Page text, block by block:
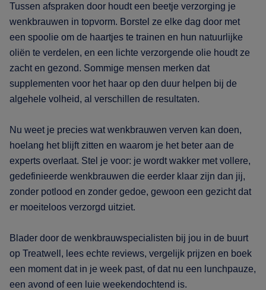
Tussen afspraken door houdt een beetje verzorging je
wenkbrauwen in topvorm. Borstel ze elke dag door met
een spoolie om de haartjes te trainen en hun natuurlijke
oliën te verdelen, en een lichte verzorgende olie houdt ze
zacht en gezond. Sommige mensen merken dat
supplementen voor het haar op den duur helpen bij de
algehele volheid, al verschillen de resultaten.
Nu weet je precies wat wenkbrauwen verven kan doen,
hoelang het blijft zitten en waarom je het beter aan de
experts overlaat. Stel je voor: je wordt wakker met vollere,
gedefinieerde wenkbrauwen die eerder klaar zijn dan jij,
zonder potlood en zonder gedoe, gewoon een gezicht dat
er moeiteloos verzorgd uitziet.
Blader door de wenkbrauwspecialisten bij jou in de buurt
op Treatwell, lees echte reviews, vergelijk prijzen en boek
een moment dat in je week past, of dat nu een lunchpauze,
een avond of een luie weekendochtend is.